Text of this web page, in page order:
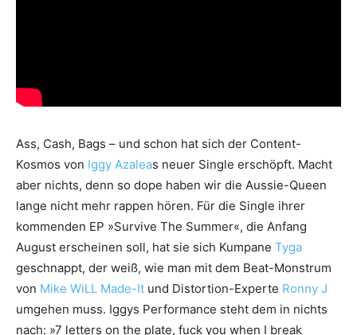
Ass, Cash, Bags – und schon hat sich der Content-
Kosmos von Iggy Azaleas neuer Single erschöpft. Macht
aber nichts, denn so dope haben wir die Aussie-Queen
lange nicht mehr rappen hören. Für die Single ihrer
kommenden EP »Survive The Summer«, die Anfang
August erscheinen soll, hat sie sich Kumpane Tyga
geschnappt, der weiß, wie man mit dem Beat-Monstrum
von Mike WiLL Made-It und Distortion-Experte Ronny J
umgehen muss. Iggys Performance steht dem in nichts
nach: »7 letters on the plate, fuck you when I break